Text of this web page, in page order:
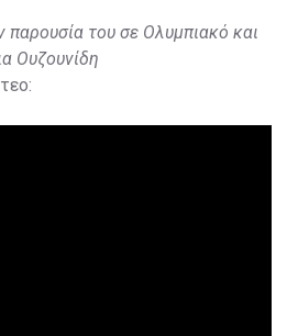
παρουσία του σε Ολυμπιακό και
Ουζουνίδη